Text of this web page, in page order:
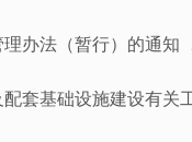
办法（暂行）的通知
套基础设施建设有关